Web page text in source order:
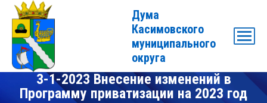
Дума
Касимовского
муниципального
округа
3-1-2023 Внесение изменений в
Программу приватизации на 2023 год